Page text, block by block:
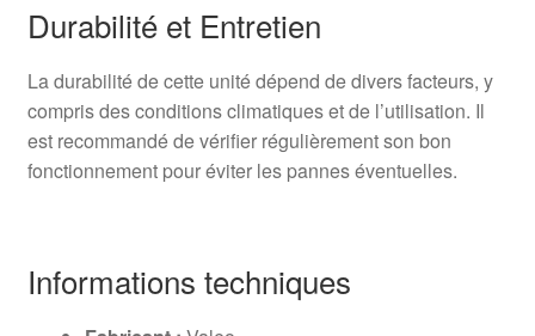
Durabilité et Entretien
La durabilité de cette unité dépend de divers facteurs, y
compris des conditions climatiques et de l’utilisation. Il
est recommandé de vérifier régulièrement son bon
fonctionnement pour éviter les pannes éventuelles.
Informations techniques